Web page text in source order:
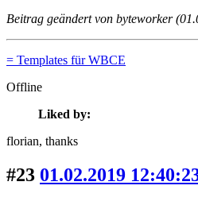
Beitrag geändert von byteworker
= Templates für WBCE
Offline
Liked by:
florian, thanks
#23 01.02.2019